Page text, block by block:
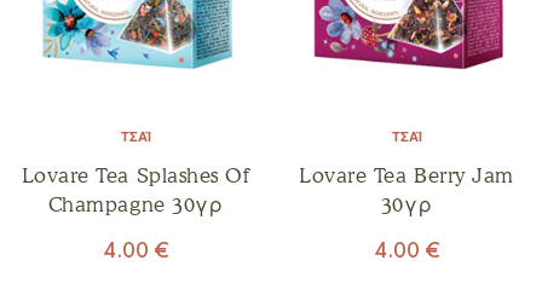
ΤΣΆΙ
Lovare Tea Splashes Of
Champagne 30γρ
4.00 €
ΤΣΆΙ
Lovare Tea Berry Jam
30γρ
4.00 €